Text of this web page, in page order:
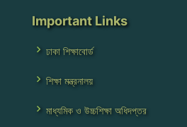
Important Links
ঢাকা শিক্ষাবোর্ড
শিক্ষা মন্ত্রনালয়
মাধ্যমিক ও উচ্চশিক্ষা অধিদপ্তর